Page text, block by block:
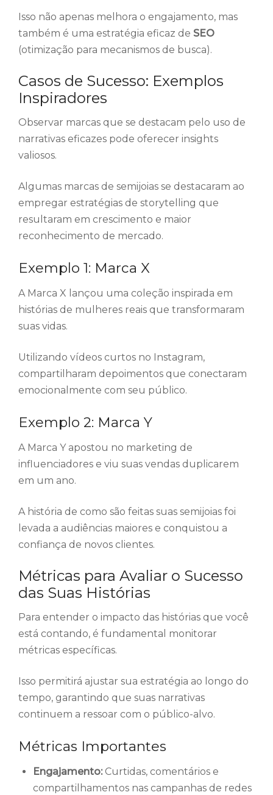
Isso não apenas melhora o engajamento, mas
também é uma estratégia eficaz de SEO
(otimização para mecanismos de busca).
Casos de Sucesso: Exemplos
Inspiradores
Observar marcas que se destacam pelo uso de
narrativas eficazes pode oferecer insights
valiosos.
Algumas marcas de semijoias se destacaram ao
empregar estratégias de storytelling que
resultaram em crescimento e maior
reconhecimento de mercado.
Exemplo 1: Marca X
A Marca X lançou uma coleção inspirada em
histórias de mulheres reais que transformaram
suas vidas.
Utilizando vídeos curtos no Instagram,
compartilharam depoimentos que conectaram
emocionalmente com seu público.
Exemplo 2: Marca Y
A Marca Y apostou no marketing de
influenciadores e viu suas vendas duplicarem
em um ano.
A história de como são feitas suas semijoias foi
levada a audiências maiores e conquistou a
confiança de novos clientes.
Métricas para Avaliar o Sucesso
das Suas Histórias
Para entender o impacto das histórias que você
está contando, é fundamental monitorar
métricas específicas.
Isso permitirá ajustar sua estratégia ao longo do
tempo, garantindo que suas narrativas
continuem a ressoar com o público-alvo.
Métricas Importantes
Engajamento:Curtidas, comentários e
compartilhamentos nas campanhas de redes